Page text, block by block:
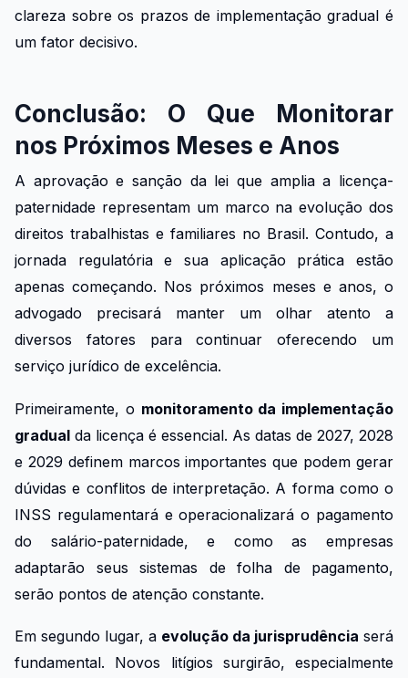
clareza sobre os prazos de implementação gradual é
um fator decisivo.
Conclusão: O Que Monitorar
nos Próximos Meses e Anos
A aprovação e sanção da lei que amplia a licença-
paternidade representam um marco na evolução dos
direitos trabalhistas e familiares no Brasil. Contudo, a
jornada regulatória e sua aplicação prática estão
apenas começando. Nos próximos meses e anos, o
advogado precisará manter um olhar atento a
diversos fatores para continuar oferecendo um
serviço jurídico de excelência.
Primeiramente, o monitoramento da implementação
gradual da licença é essencial. As datas de 2027, 2028
e 2029 definem marcos importantes que podem gerar
dúvidas e conflitos de interpretação. A forma como o
INSS regulamentará e operacionalizará o pagamento
do salário-paternidade, e como as empresas
adaptarão seus sistemas de folha de pagamento,
serão pontos de atenção constante.
Em segundo lugar, a evolução da jurisprudência será
fundamental. Novos litígios surgirão, especialmente